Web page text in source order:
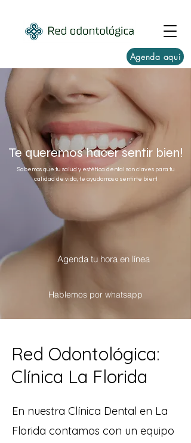
Agenda aquí
Te queremos hacer sentir bien!
Sabemos que tu salud y estética dental son claves para tu
calidad de vida, te ayudamos a sentirte bien!
Agenda tu hora en línea
Hablemos por whatsapp
Red Odontológica:
Clínica La Florida
En nuestra Clínica Dental en La
Florida contamos con un equipo